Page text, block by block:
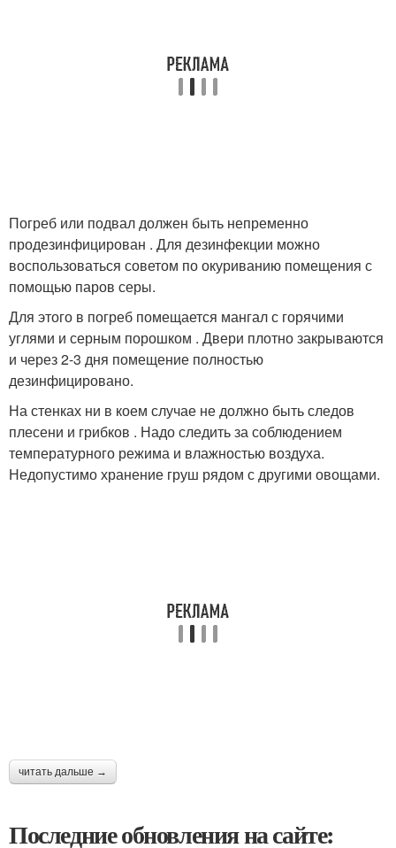
Погреб или подвал должен быть непременно
продезинфицирован . Для дезинфекции можно
воспользоваться советом по окуриванию помещения с
помощью паров серы.
Для этого в погреб помещается мангал с горячими
углями и серным порошком . Двери плотно закрываются
и через 2-3 дня помещение полностью
дезинфицировано.
На стенках ни в коем случае не должно быть следов
плесени и грибков . Надо следить за соблюдением
температурного режима и влажностью воздуха.
Недопустимо хранение груш рядом с другими овощами.
читать дальше →
Последние обновления на сайте: